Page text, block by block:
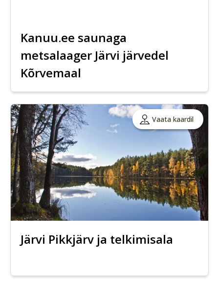
Kanuu.ee saunaga
metsalaager Järvi järvedel
Kõrvemaal
Vaata kaardil
Järvi Pikkjärv ja telkimisala